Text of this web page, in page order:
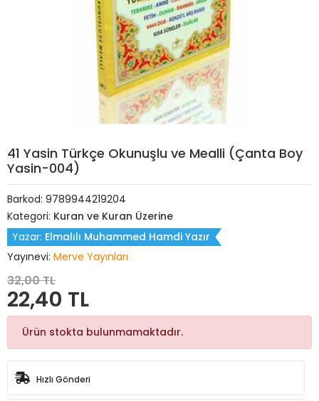
41 Yasin Türkçe Okunuşlu ve Mealli (Çanta Boy
Yasin-004)
Barkod: 9789944219204
Kategori: Kuran ve Kuran Üzerine
Yazar: Elmalılı Muhammed Hamdi Yazır
Yayınevi: Merve Yayınları
32,00 TL
22,40 TL
Ürün stokta bulunmamaktadır.
Hızlı Gönderi